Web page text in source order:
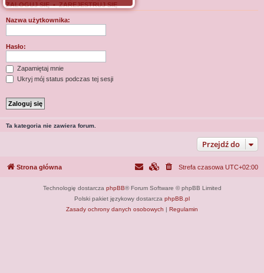
ZALOGUJ SIĘ•ZAREJESTRUJ SIĘ
Nazwa użytkownika:
Hasło:
Zapamiętaj mnie
Ukryj mój status podczas tej sesji
Ta kategoria nie zawiera forum.
Przejdź do
Strona główna Strefa czasowa UTC+02:00
Technologię dostarcza phpBB® Forum Software © phpBB Limited
Polski pakiet językowy dostarcza phpBB.pl
Zasady ochrony danych osobowych | Regulamin